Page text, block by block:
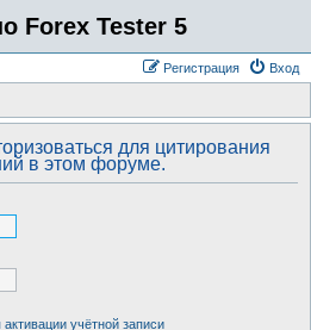
Forex Tester 5
Вход
Регистрация
для цитирования
в этом форуме.
учётной записи